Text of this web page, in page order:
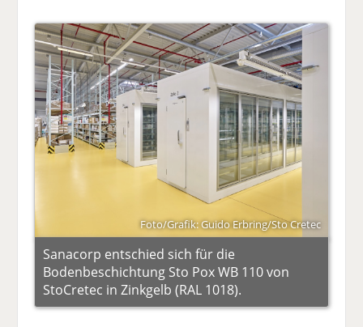
Foto/Grafik: Guido Erbring/Sto Cretec
Sanacorp entschied sich für die
Bodenbeschichtung Sto Pox WB 110 von
StoCretec in Zinkgelb (RAL 1018).